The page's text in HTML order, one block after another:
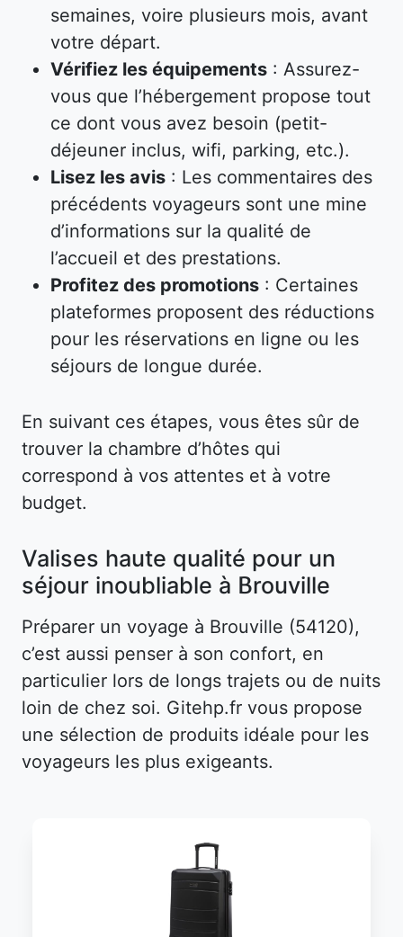
semaines, voire plusieurs mois, avant
votre départ.
Vérifiez les équipements : Assurez-
vous que l’hébergement propose tout
ce dont vous avez besoin (petit-
déjeuner inclus, wifi, parking, etc.).
Lisez les avis : Les commentaires des
précédents voyageurs sont une mine
d’informations sur la qualité de
l’accueil et des prestations.
Profitez des promotions : Certaines
plateformes proposent des réductions
pour les réservations en ligne ou les
séjours de longue durée.
En suivant ces étapes, vous êtes sûr de
trouver la chambre d’hôtes qui
correspond à vos attentes et à votre
budget.
Valises haute qualité pour un
séjour inoubliable à Brouville
Préparer un voyage à Brouville (54120),
c’est aussi penser à son confort, en
particulier lors de longs trajets ou de nuits
loin de chez soi. Gitehp.fr vous propose
une sélection de produits idéale pour les
voyageurs les plus exigeants.